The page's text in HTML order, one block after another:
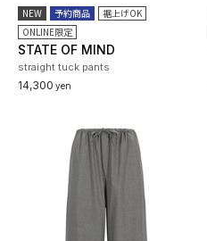
NEW 予約商品
裾上げOK
ONLINE限定
STATE OF MIND
straight tuck pants
14,300 yen